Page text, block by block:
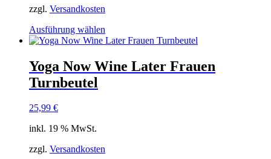
zzgl. Versandkosten
Ausführung wählen
Produkt
mehrere
Varianten
Yoga Now Wine Later Frauen
Turnbeutel
25,99 €
inkl. 19 % MwSt.
zzgl. Versandkosten